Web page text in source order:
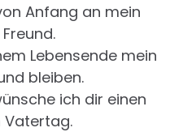
Anfang an mein
Lebensende mein
bleiben.
ich dir einen